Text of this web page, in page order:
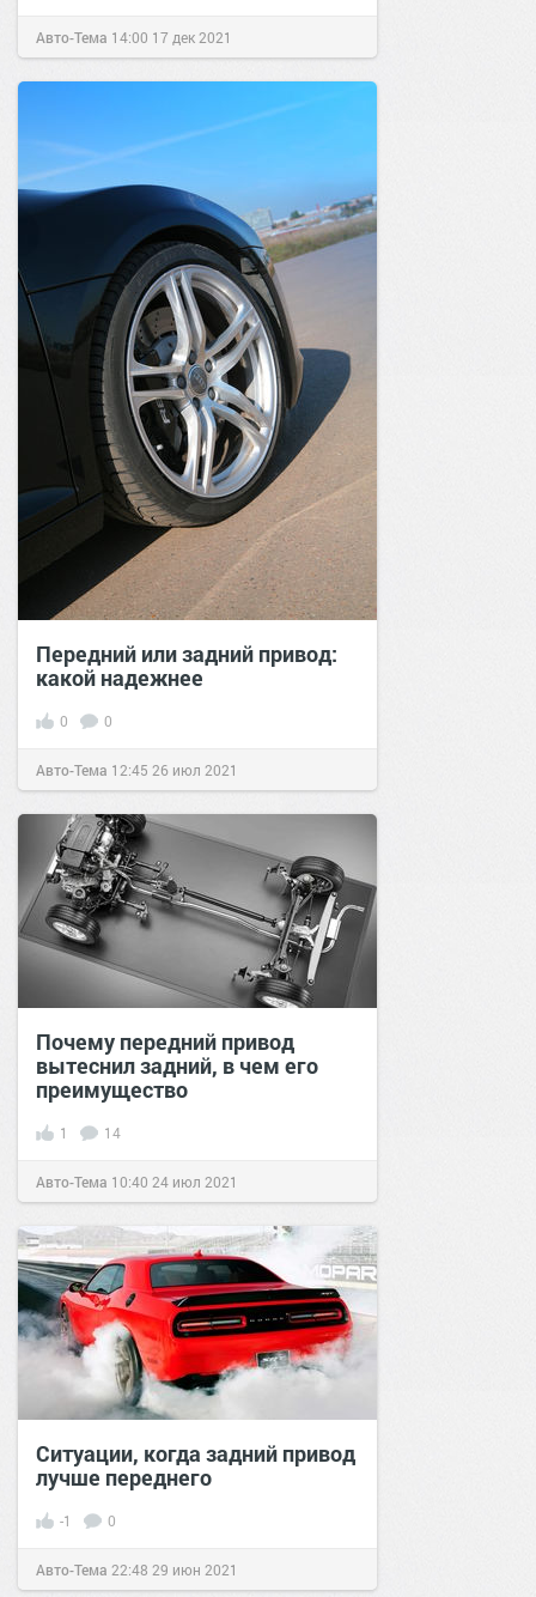
Авто-Тема 14:00 17 дек 2021
Передний или задний привод:
какой надежнее
0 0
Авто-Тема 12:45 26 июл 2021
Почему передний привод
вытеснил задний, в чем его
преимущество
1 14
Авто-Тема 10:40 24 июл 2021
Ситуации, когда задний привод
лучше переднего
-1 0
Авто-Тема 22:48 29 июн 2021